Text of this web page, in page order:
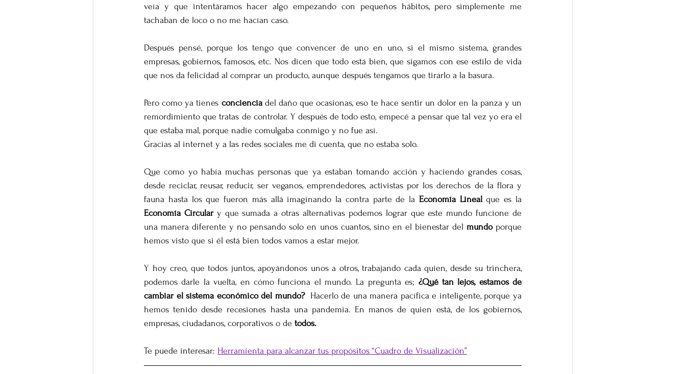
veía y que intentáramos hacer algo empezando con pequeños hábitos, pero simplemente me
tachaban de loco o no me hacían caso.
Después pensé, porque los tengo que convencer de uno en uno, si el mismo sistema, grandes
empresas, gobiernos, famosos, etc. Nos dicen que todo está bien, que sigamos con ese estilo de vida
que nos da felicidad al comprar un producto, aunque después tengamos que tirarlo a la basura.
Pero como ya tienes conciencia del daño que ocasionas, eso te hace sentir un dolor en la panza y un
remordimiento que tratas de controlar. Y después de todo esto, empecé a pensar que tal vez yo era el
que estaba mal, porque nadie comulgaba conmigo y no fue así.
Gracias al internet y a las redes sociales me di cuenta, que no estaba solo.
Que como yo había muchas personas que ya estaban tomando acción y haciendo grandes cosas,
desde reciclar, reusar, reducir, ser veganos, emprendedores, activistas por los derechos de la flora y
fauna hasta los que fueron más allá imaginando la contra parte de la Economía Lineal
Economía Circular y que sumada a otras alternativas podemos lograr que este mundo funcione de
una manera diferente y no pensando solo en unos cuantos, sino en el bienestar del mundo porque
hemos visto que si él está bien todos vamos a estar mejor.
Y hoy creo, que todos juntos, apoyándonos unos a otros, trabajando cada quien, desde su trinchera,
podemos darle la vuelta, en cómo funciona el mundo. La pregunta es; ¿Qué tan lejos, estamos de
cambiar el sistema económico del mundo?
  Hacerlo de una manera pacífica e inteligente, porque ya
hemos tenido desde recesiones hasta una pandemia. En manos de quien está, de los gobiernos,
empresas, ciudadanos, corporativos o de todos.
Te puede interesar: Herramienta para alcanzar tus propósitos “Cuadro de Visualización”